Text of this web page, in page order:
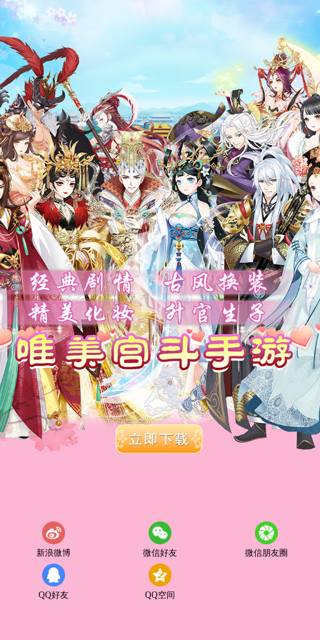
新浪微博 微信好友 微信朋友圈
QQ好友 QQ空间